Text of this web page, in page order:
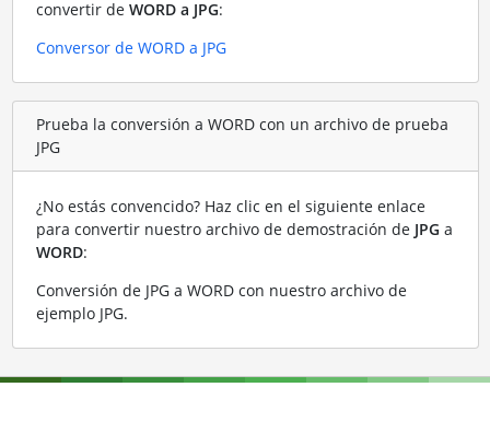
convertir de WORD a JPG:
Conversor de WORD a JPG
Prueba la conversión a WORD con un archivo de prueba
JPG
¿No estás convencido? Haz clic en el siguiente enlace
para convertir nuestro archivo de demostración de JPG a
WORD:
Conversión de JPG a WORD con nuestro archivo de
ejemplo JPG.